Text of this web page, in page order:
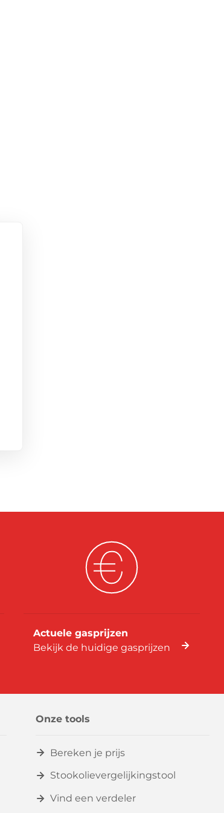
Actuele gasprijzen
Bekijk de huidige gasprijzen
Onze tools
Bereken je prijs
Stookolievergelijkingstool
Vind een verdeler